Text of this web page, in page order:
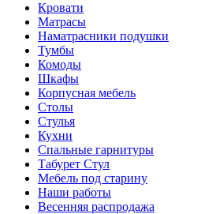
Кровати
Матрасы
Наматрасники подушки
Тумбы
Комоды
Шкафы
Корпусная мебель
Столы
Стулья
Кухни
Спальные гарнитуры
Табурет Стул
Мебель под старину
Наши работы
Весенняя распродажа